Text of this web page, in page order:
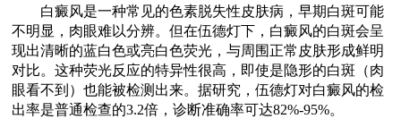
白癜风是一种常见的色素脱失性皮肤病，早期白斑可能
不明显，肉眼难以分辨。但在伍德灯下，白癜风的白斑会呈
现出清晰的蓝白色或亮白色荧光，与周围正常皮肤形成鲜明
对比。这种荧光反应的特异性很高，即使是隐形的白斑（肉
眼看不到）也能被检测出来。据研究，伍德灯对白癜风的检
出率是普通检查的3.2倍，诊断准确率可达82%-95%。